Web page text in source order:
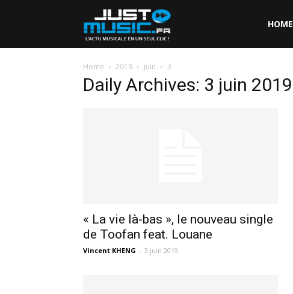
HOME
Home 2019 juin 3
Daily Archives: 3 juin 2019
« La vie là-bas », le nouveau single
de Toofan feat. Louane
Vincent KHENG - 3 juin 2019